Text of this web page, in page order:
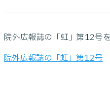
院外広報誌の「虹」第12号
院外広報誌の「虹」第12号